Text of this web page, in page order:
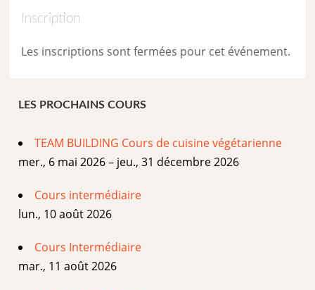
Inscription
Les inscriptions sont fermées pour cet événement.
LES PROCHAINS COURS
TEAM BUILDING Cours de cuisine végétarienne
mer., 6 mai 2026 – jeu., 31 décembre 2026
Cours intermédiaire
lun., 10 août 2026
Cours Intermédiaire
mar., 11 août 2026